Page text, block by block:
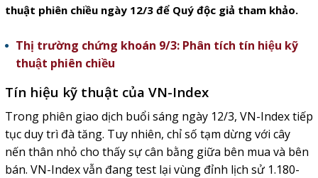
thuật phiên chiều ngày 12/3 để Quý độc giả tham khảo.
Thị trường chứng khoán 9/3: Phân tích tín hiệu kỹ
thuật phiên chiều
Tín hiệu kỹ thuật của VN-Index
Trong phiên giao dịch buổi sáng ngày 12/3, VN-Index tiếp
tục duy trì đà tăng. Tuy nhiên, chỉ số tạm dừng với cây
nến thân nhỏ cho thấy sự cân bằng giữa bên mua và bên
bán. VN-Index vẫn đang test lại vùng đỉnh lịch sử 1.180-